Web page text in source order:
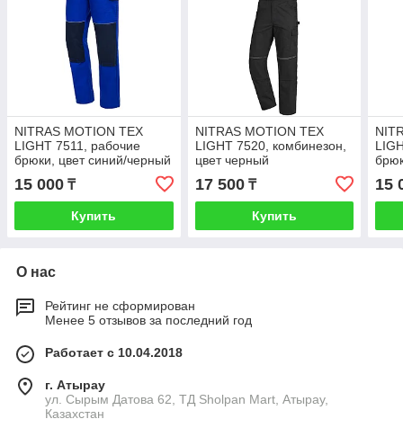
NITRAS MOTION TEX
LIGHT 7511, рабочие
брюки, цвет синий/черный
15 000 ₸
Купить
NITRAS MOTION TEX
LIGHT 7520, комбинезон,
цвет черный
17 500₸
Купить
15
О нас
Рейтинг не сформирован
Менее 5 отзывов за последний год
Работает с 10.04.2018
г. Атырау
ул. Сырым Датова 62, ТД Sholpan Mart, Атырау,
Казахстан